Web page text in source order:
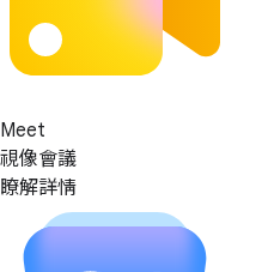
Meet
視像會議
瞭解詳情